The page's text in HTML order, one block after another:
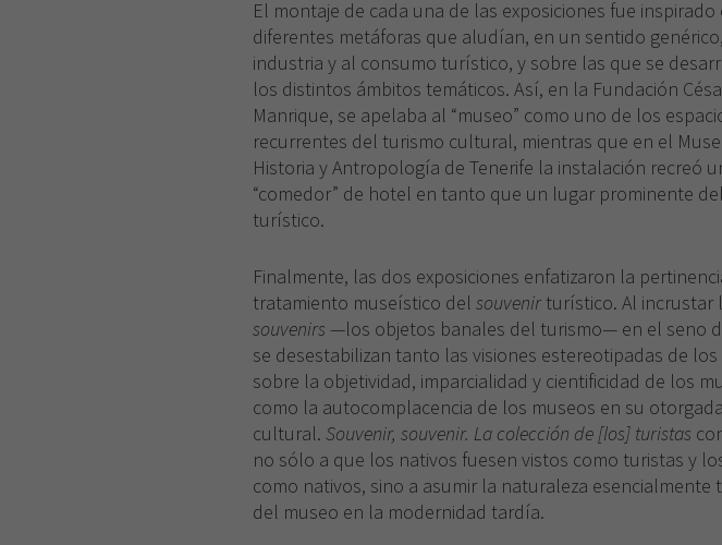
El montaje de cada una de las exposiciones fue inspirado
diferentes metáforas que aludían, en un sentido
industria y al consumo turístico, y sobre las que se
los distintos ámbitos temáticos. Así, en la Fundación
Manrique, se apelaba al “museo” como uno de los
recurrentes del turismo cultural, mientras que en el
Historia y Antropología de Tenerife la instalación recreó
“comedor” de hotel en tanto que un lugar prominente
turístico.
Finalmente, las dos exposiciones enfatizaron la
tratamiento museístico del souvenir turístico. Al incrustar
souvenirs —los objetos banales del turismo— en el seno
se desestabilizan tanto las visiones estereotipadas de
sobre la objetividad, imparcialidad y cientificidad de los
como la autocomplacencia de los museos en su
cultural. Souvenir, souvenir. La colección de [los] turistas
no sólo a que los nativos fuesen vistos como turistas y
como nativos, sino a asumir la naturaleza esencialmente
del museo en la modernidad tardía.